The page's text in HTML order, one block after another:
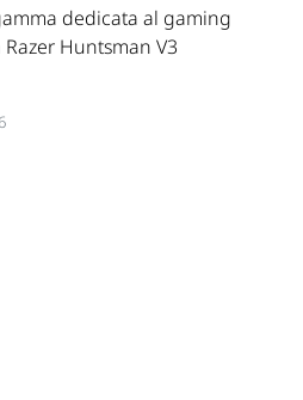
dedicata al gaming
Huntsman V3